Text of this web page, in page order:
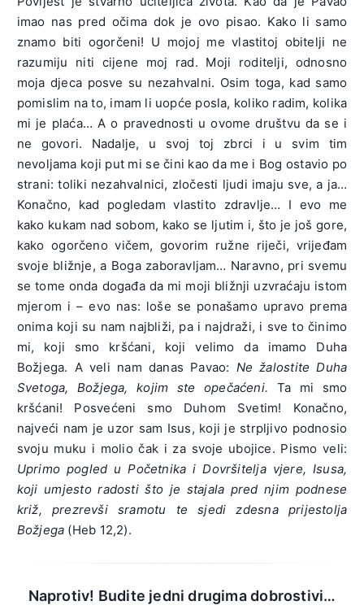
imao nas pred očima dok je ovo pisao. Kako li samo
znamo biti ogorčeni! U mojoj me vlastitoj obitelji ne
razumiju niti cijene moj rad. Moji roditelji, odnosno
moja djeca posve su nezahvalni. Osim toga, kad samo
pomislim na to, imam li uopće posla, koliko radim, kolika
mi je plaća… A o pravednosti u ovome društvu da se i
ne govori. Nadalje, u svoj toj zbrci i u svim tim
nevoljama koji put mi se čini kao da me i Bog ostavio po
strani: toliki nezahvalnici, zločesti ljudi imaju sve, a ja…
Konačno, kad pogledam vlastito zdravlje… I evo me
kako kukam nad sobom, kako se ljutim i, što je još gore,
kako ogorčeno vičem, govorim ružne riječi, vrijeđam
svoje bližnje, a Boga zaboravljam… Naravno, pri svemu
se tome onda događa da mi moji bližnji uzvraćaju istom
mjerom i – evo nas: loše se ponašamo upravo prema
onima koji su nam najbliži, pa i najdraži, i sve to činimo
mi, koji smo kršćani, koji velimo da imamo Duha
Božjega. A veli nam danas Pavao: Ne žalostite Duha
Svetoga, Božjega, kojim ste opečaćeni. Ta mi smo
kršćani! Posvećeni smo Duhom Svetim! Konačno,
najveći nam je uzor sam Isus, koji je strpljivo podnosio
svoju muku i molio čak i za svoje ubojice. Pismo veli:
Uprimo pogled u Početnika i Dovršitelja vjere, Isusa,
koji umjesto radosti što je stajala pred njim podnese
križ, prezrevši sramotu te sjedi zdesna prijestolja
Božjega (Heb 12,2).
Naprotiv! Budite jedni drugima dobrostivi…